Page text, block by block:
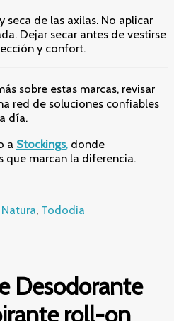
seca de las axilas. No aplicar
Dejar secar antes de vestirse
y confort.
sobre estas marcas, revisar
red de soluciones confiables
día.
a Stockings, donde
que marcan la diferencia.
Natura, Tododia
Desodorante
roll-on